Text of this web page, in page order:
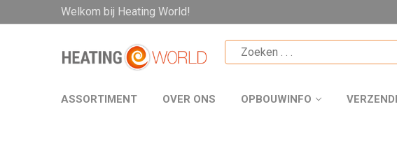
Welkom bij Heating World!
ASSORTIMENT OVER ONS OPBOUWINFO